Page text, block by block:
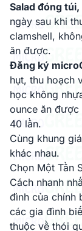
Salad đóng
ngày sau khi
clamshell,
ăn được.
Đăng ký
hụt, thu hoạch
học không
ounce ăn
40 lần.
Cùng khung
khác nhau.
Chọn Một Tần
Cách nhanh
đình của chính
các gia đình
thuộc về thói